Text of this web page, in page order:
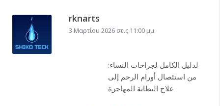
rknarts
3 Μαρτίου 2026 στις 11:00 μμ
لدليل الكامل لجراحات النساء:
من استئصال أورام الرحم إلى
علاج البطانة المهاجرة